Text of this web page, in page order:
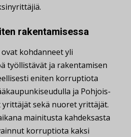
rakentamisessa
kohdanneet yli
työllistävät ja rakentamisen
eniten korruptiota
ja Pohjois-
yrittäjät sekä nuoret yrittäjät.
mainitusta kahdeksasta
korruptiota kaksi